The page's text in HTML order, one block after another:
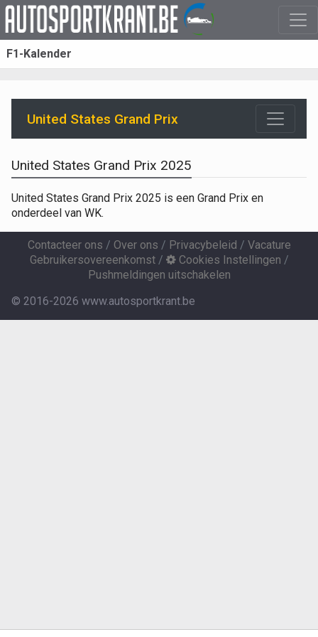
F1-Kalender
United States Grand Prix
United States Grand Prix 2025
United States Grand Prix 2025 is een Grand Prix en
onderdeel van WK.
Contacteer ons / Over ons / Privacybeleid / Vacature
Gebruikersovereenkomst/ Cookies Instellingen /
Pushmeldingen uitschakelen
© 2016-2026 www.autosportkrant.be